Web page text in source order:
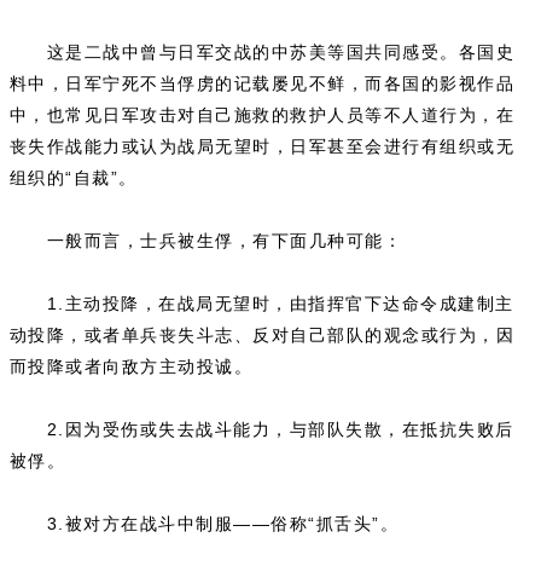
这是二战中曾与日军交战的中苏美等国共同感受。各国史
料中，日军宁死不当俘虏的记载屡见不鲜，而各国的影视作品
中，也常见日军攻击对自己施救的救护人员等不人道行为，在
丧失作战能力或认为战局无望时，日军甚至会进行有组织或无
组织的“自裁”。
一般而言，士兵被生俘，有下面几种可能：
1.主动投降，在战局无望时，由指挥官下达命令成建制主
动投降，或者单兵丧失斗志、反对自己部队的观念或行为，因
而投降或者向敌方主动投诚。
2.因为受伤或失去战斗能力，与部队失散，在抵抗失败后
被俘。
3.被对方在战斗中制服——俗称“抓舌头”。